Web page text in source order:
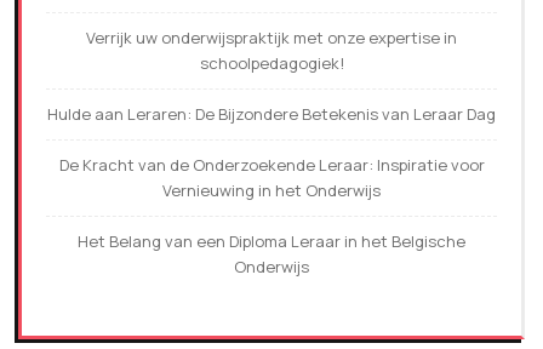
Verrijk uw onderwijspraktijk met onze expertise in
schoolpedagogiek!
Hulde aan Leraren: De Bijzondere Betekenis van Leraar Dag
De Kracht van de Onderzoekende Leraar: Inspiratie voor
Vernieuwing in het Onderwijs
Het Belang van een Diploma Leraar in het Belgische
Onderwijs